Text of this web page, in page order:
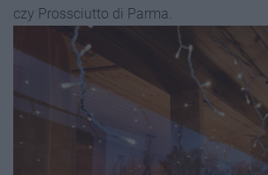
czy Prossciutto di Parma.